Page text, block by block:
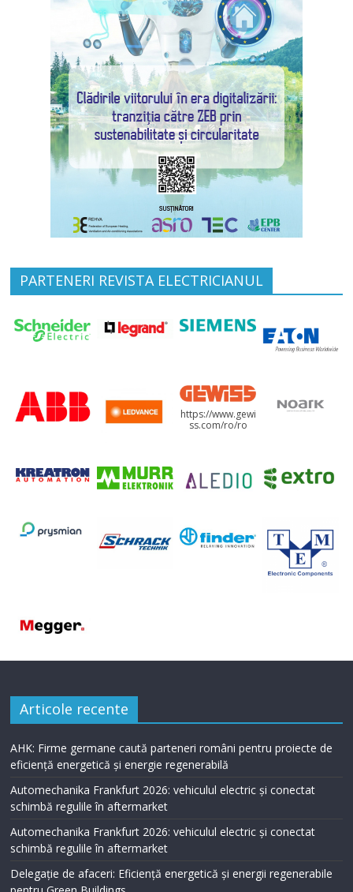
PARTENERI REVISTA ELECTRICIANUL
https://www.gewi
ss.com/ro/ro
Articole recente
AHK: Firme germane caută parteneri români pentru proiecte de
eficiență energetică și energie regenerabilă
Automechanika Frankfurt 2026: vehiculul electric și conectat
schimbă regulile în aftermarket
Automechanika Frankfurt 2026: vehiculul electric și conectat
schimbă regulile în aftermarket
Delegație de afaceri: Eficiență energetică și energii regenerabile